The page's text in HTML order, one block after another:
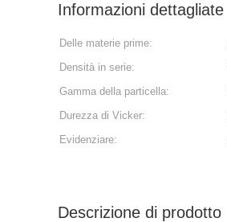
Informazioni dettagliate
Delle materie prime:
Densità in serie:
Gamma della particella:
Durezza di Vicker:
Evidenziare:
Descrizione di prodotto